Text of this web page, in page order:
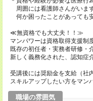
周囲には看護師さんがいま
何か困ったことがあっても
≪無資格でも大丈夫！！≫
マンパワーは資格取得支援制
既存の初任者・実務者研修・
新しく義務化された、認知症
受講後には奨励金を支給（社
スキルアップしたい方をマン
職場の雰囲気